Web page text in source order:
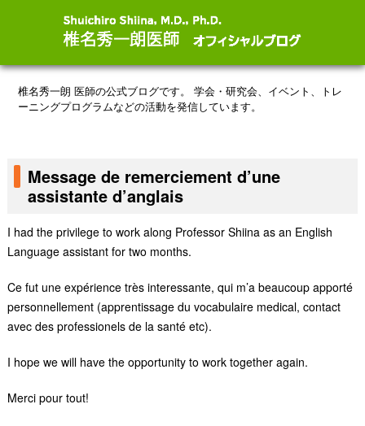
椎名秀一朗 医師の公式ブログです。
学会・研究会、イベント、トレ
ーニングプログラムなどの活動を発信しています。
Message de remerciement d’une
assistante d’anglais
I had the privilege to work along Professor Shiina as an English
Language assistant for two months.
Ce fut une expérience très interessante, qui m’a beaucoup apporté
personnellement (apprentissage du vocabulaire medical, contact
avec des professionels de la santé etc).
I hope we will have the opportunity to work together again.
Merci pour tout!